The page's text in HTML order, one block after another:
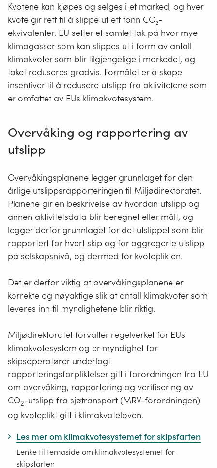
Kvotene kan kjøpes og selges i et marked, og hver
kvote gir rett til å slippe ut ett tonn CO₂-
ekvivalenter. EU setter et samlet tak på hvor mye
klimagasser som kan slippes ut i form av antall
klimakvoter som blir tilgjengelige i markedet, og
taket reduseres gradvis. Formålet er å skape
insentiver til å redusere utslipp fra aktivitetene som
er omfattet av EUs klimakvotesystem.
Overvåking og rapportering av
utslipp
Overvåkingsplanene legger grunnlaget for den
årlige utslippsrapporteringen til Miljødirektoratet.
Planene gir en beskrivelse av hvordan utslipp og
annen aktivitetsdata blir beregnet eller målt, og
legger derfor grunnlaget for det utslippet som blir
rapportert for hvert skip og for aggregerte utslipp
på selskapsnivå, og dermed for kvoteplikten.
Det er derfor viktig at overvåkingsplanene er
korrekte og nøyaktige slik at antall klimakvoter som
leveres inn til myndighetene blir riktig.
Miljødirektoratet forvalter regelverket for EUs
klimakvotesystem og er myndighet for
skipsoperatører underlagt
rapporteringsforpliktelser gitt i forordningen fra EU
om overvåking, rapportering og verifisering av
CO2-utslipp fra sjøtransport (MRV-forordningen)
og kvoteplikt gitt i klimakvoteloven.
Les mer om klimakvotesystemet for skipsfarten
Lenke til temaside om klimakvotesystemet for
skipsfarten